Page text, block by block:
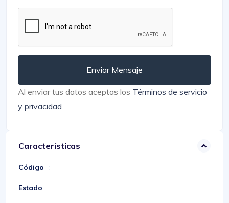
Enviar Mensaje
Al enviar tus datos aceptas los Términos de servicio
y privacidad
Características
Código :
Estado :